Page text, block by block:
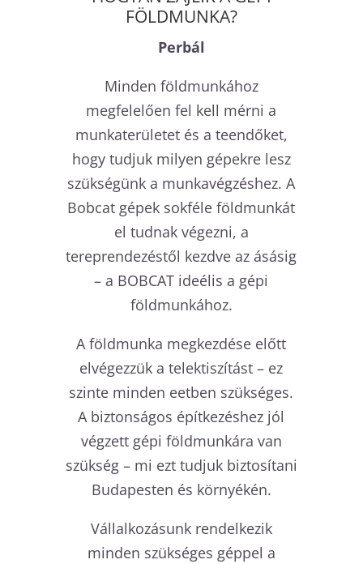
FÖLDMUNKA?
Perbál
Minden földmunkához
megfelelően fel kell mérni a
munkaterületet és a teendőket,
hogy tudjuk milyen gépekre lesz
szükségünk a munkavégzéshez. A
Bobcat gépek sokféle földmunkát
el tudnak végezni, a
tereprendezéstől kezdve az ásásig
– a BOBCAT ideélis a gépi
földmunkához.
A földmunka megkezdése előtt
elvégezzük a telektiszítást – ez
szinte minden eetben szükséges.
A biztonságos építkezéshez jól
végzett gépi földmunkára van
szükség – mi ezt tudjuk biztosítani
Budapesten és környékén.
Vállalkozásunk rendelkezik
minden szükséges géppel a